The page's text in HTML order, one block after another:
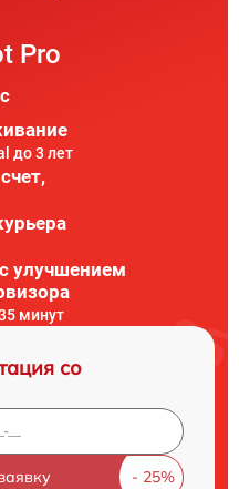
Pro
до 3 лет
улучшением
минут
со